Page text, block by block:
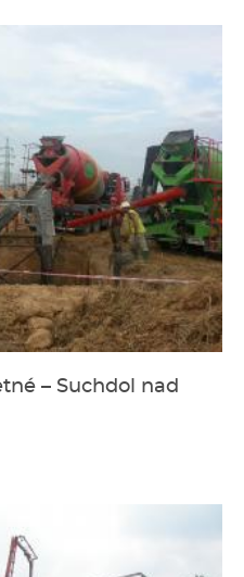
– Suchdol nad